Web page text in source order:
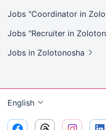
Jobs "Coordinator in
Jobs "Recruiter in
Jobs in Zolotonosha
English